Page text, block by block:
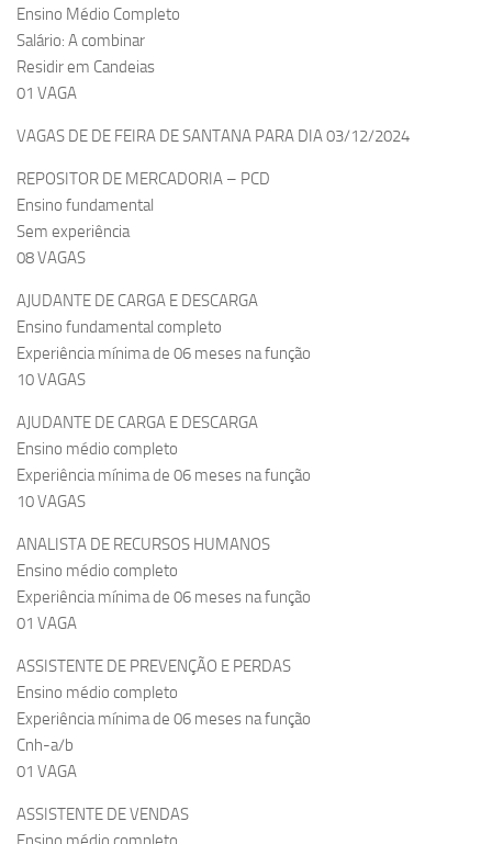
Ensino Médio Completo
Salário: A combinar
Residir em Candeias
01 VAGA
VAGAS DE DE FEIRA DE SANTANA PARA DIA 03/12/2024
REPOSITOR DE MERCADORIA – PCD
Ensino fundamental
Sem experiência
08 VAGAS
AJUDANTE DE CARGA E DESCARGA
Ensino fundamental completo
Experiência mínima de 06 meses na função
10 VAGAS
AJUDANTE DE CARGA E DESCARGA
Ensino médio completo
Experiência mínima de 06 meses na função
10 VAGAS
ANALISTA DE RECURSOS HUMANOS
Ensino médio completo
Experiência mínima de 06 meses na função
01 VAGA
ASSISTENTE DE PREVENÇÃO E PERDAS
Ensino médio completo
Experiência mínima de 06 meses na função
Cnh-a/b
01 VAGA
ASSISTENTE DE VENDAS